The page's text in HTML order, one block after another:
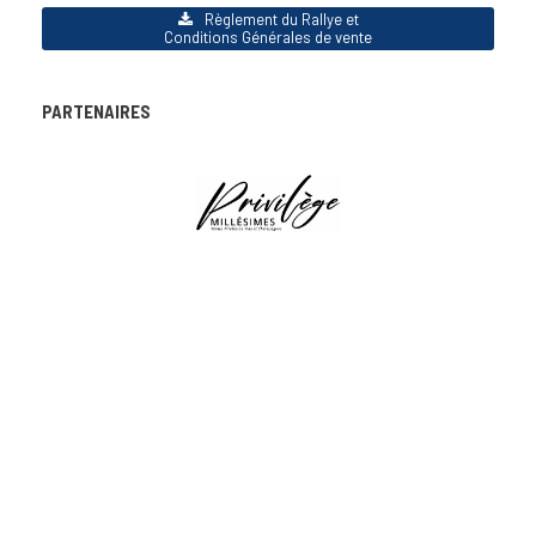
Règlement du Rallye et
Conditions Générales de vente
PARTENAIRES